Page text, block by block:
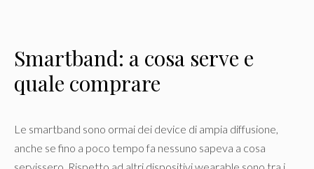
Smartband: a cosa serve e
quale comprare
Le smartband sono ormai dei device di ampia diffusione,
anche se fino a poco tempo fa nessuno sapeva a cosa
servissero. Rispetto ad altri dispositivi wearable sono tra i